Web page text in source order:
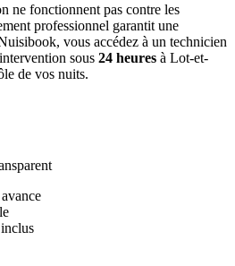
ne fonctionnent pas contre les
professionnel garantit une
vous accédez à un technicien
sous 24 heures à Lot-et-
de vos nuits.